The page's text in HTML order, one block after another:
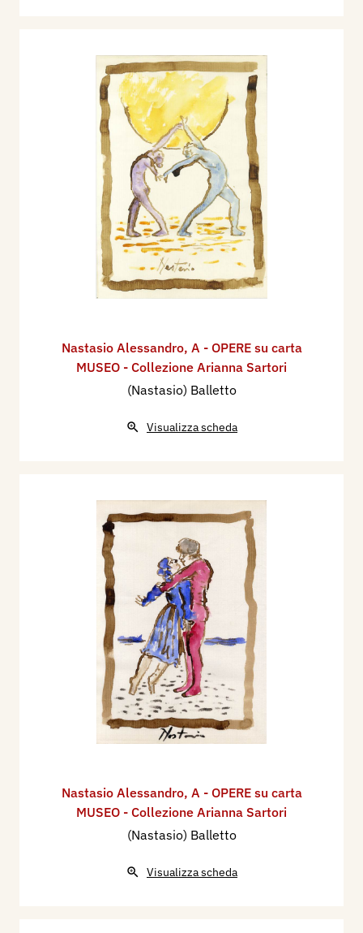
Nastasio Alessandro, A - OPERE su carta
MUSEO - Collezione Arianna Sartori
(Nastasio) Balletto
Visualizza scheda
Nastasio Alessandro, A - OPERE su carta
MUSEO - Collezione Arianna Sartori
(Nastasio) Balletto
Visualizza scheda